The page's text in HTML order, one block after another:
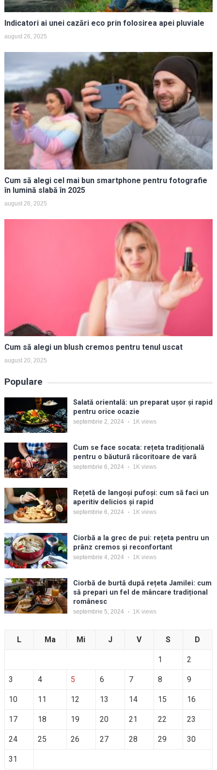
Indicatori ai unei cazări eco prin folosirea apei pluviale
august 26, 2025
Cum să alegi cel mai bun smartphone pentru fotografie
în lumină slabă în 2025
august 26, 2025
Cum să alegi un blush cremos pentru tenul uscat
august 20, 2025
Populare
Salată orientală: un preparat ușor și rapid
pentru orice ocazie
septembrie 2, 2024 1Kviews
Cum se face socata: rețeta tradițională
pentru o băutură răcoritoare de vară
septembrie 6, 2024 1Kviews
Rețetă de langoși pufoși: cum să faci un
aperitiv delicios și rapid
septembrie 6, 2024 1Kviews
Ciorbă a la grec de pui: rețeta pentru un
prânz cremos și reconfortant
septembrie 4, 2024 1Kviews
Ciorbă de burtă după rețeta Jamilei: cum
să prepari un fel de mâncare tradițional
românesc
septembrie 5, 2024 1Kviews
L Ma Mi J V S D
1 2
3 4 5 6 7 8 9
10 11 12 13 14 15 16
17 18 19 20 21 22 23
24 25 26 27 28 29 30
31